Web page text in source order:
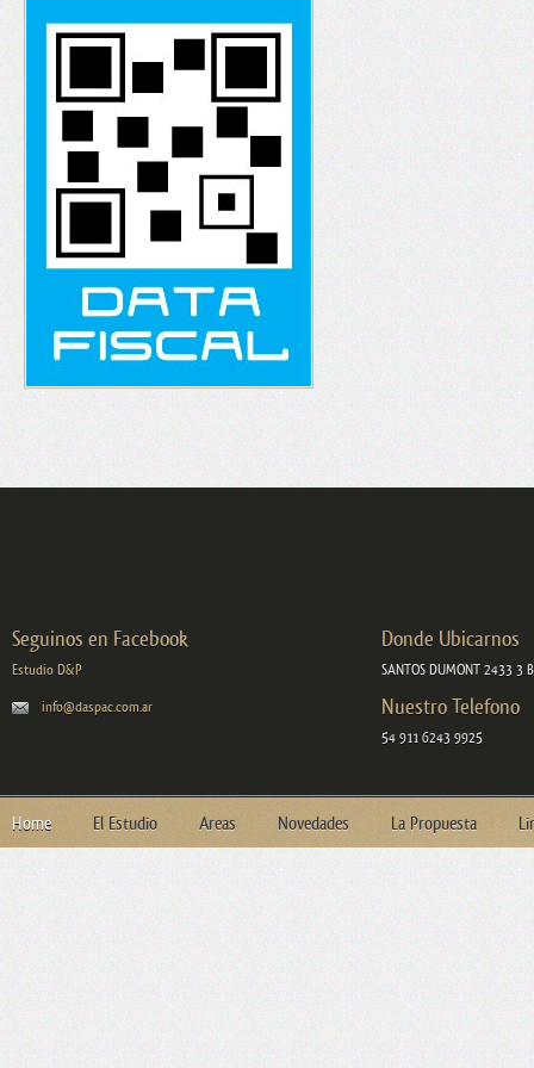
Seguinos en Facebook
Estudio D&P
info@daspac.com.ar
Donde Ubicarnos
SANTOS DUMONT 2433 3
Nuestro Telefono
54 911 6243 9925
Home El Estudio Areas Novedades La Propuesta